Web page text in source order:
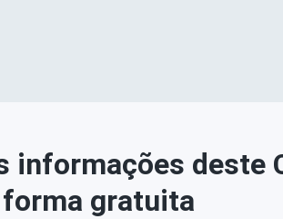
informações deste
gratuita